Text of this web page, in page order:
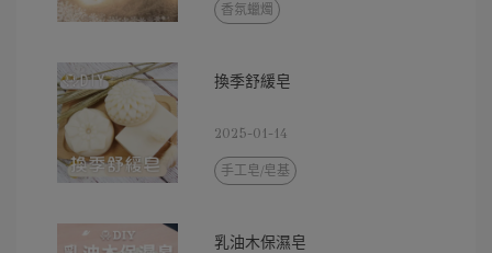
香氛蠟燭
換季舒緩皂
2025-01-14
手工皂/皂基
乳油木保濕皂